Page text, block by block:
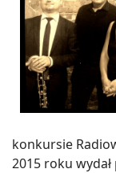
konkursie
2015 roku